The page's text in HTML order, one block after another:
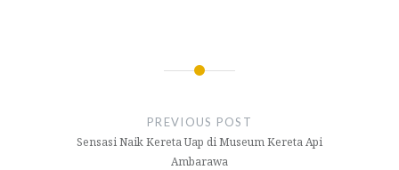
PREVIOUS POST
Sensasi Naik Kereta Uap di Museum Kereta Api
Ambarawa